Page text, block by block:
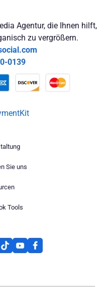
Agentur, die Ihnen hilft,
zu vergrößern.
0139
Sie uns
Tools